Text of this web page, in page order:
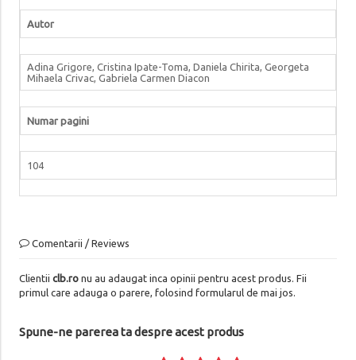
Autor
Adina Grigore, Cristina Ipate-Toma, Daniela Chirita, Georgeta
Mihaela Crivac, Gabriela Carmen Diacon
Numar pagini
104
Comentarii / Reviews
Clientii clb.ronu au adaugat inca opinii pentru acest produs. Fii
primul care adauga o parere, folosind formularul de mai jos.
Spune-ne parerea ta despre acest produs